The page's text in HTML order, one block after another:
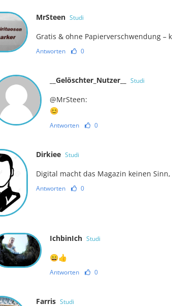
MrSteen Studi
Gratis & ohne Papierverschwendung –
Antworten 0
__Gelöschter_Nutzer__ Studi
@MrSteen:
😊
Antworten 0
Dirkiee Studi
Digital macht das Magazin keinen
Antworten 0
IchbinIch Studi
😄👍
Antworten 0
Farris Studi